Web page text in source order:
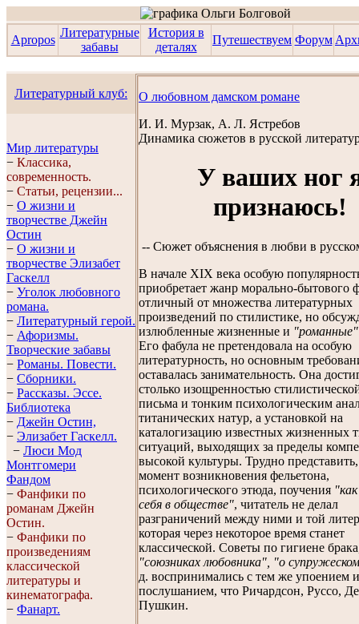
Apropos
Литературные
забавы
История в
деталях
Путешествуем Форум
Литературный клуб:
Мир литературы
− Классика,
современность.
− Статьи, рецензии...
− О жизни и
творчестве Джейн
Остин
− О жизни и
творчестве Элизабет
Гaскелл
− Уголок любовного
романа.
− Литературный герой.
− Афоризмы.
Творческие забавы
− Романы. Повести.
− Сборники.
− Рассказы. Эссe.
Библиотека
− Джейн Остин,
− Элизабет Гaскелл.
− Люси Мод
Монтгомери
Фандом
− Фанфики по
романам Джейн
Остин.
− Фанфики по
произведениям
классической
литературы и
кинематографа.
− Фанарт.
О любовном дамском романе
И. И. Мурзак, А. Л. Ястребов
Динамика сюжетов в русской
У ваших ног
признаюсь!
-- Сюжет объяснения в любви в
В начале XIX века особую
приобретает жанр морально-бытового
отличный от множества литературных
произведений по стилистике, но
излюбленные жизненные и "романные"
Его фабула не претендовала на особую
литературность, но основным
оставалась занимательность. Она
столько изощренностью
письма и тонким психологическим
титанических натур, а установкой на
каталогизацию известных жизненных
ситуаций, выходящих за пределы
высокой культуры. Трудно
момент возникновения фельетона,
психологического этюда, поучения
себя в обществе", читатель не делал
разграничений между ними и той
которая через некоторое время станет
классической. Советы по гигиене
"союзниках любовника", "о
д. воспринимались с тем же упоением и
послушанием, что Ричардсон, Руссо,
Пушкин.